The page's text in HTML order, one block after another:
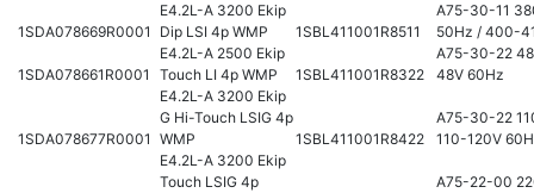
1SDA078669R0001
E4.2L-A 3200 Ekip
Dip LSI 4p WMP
1SBL411001R8511
A75-30-11
50Hz / 400-
1SDA078661R0001
E4.2L-A 2500 Ekip
Touch LI 4p WMP
1SBL411001R8322
A75-30-22
48V 60Hz
1SDA078677R0001
E4.2L-A 3200 Ekip
G Hi-Touch LSIG 4p
WMP
1SBL411001R8422
A75-30-22
110-120V
E4.2L-A 3200 Ekip
Touch LSIG 4p
A75-22-00